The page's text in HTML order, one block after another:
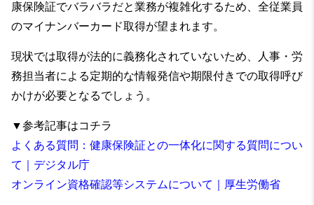
康保険証でバラバラだと業務が複雑化するため、全従業員
のマイナンバーカード取得が望まれます。
現状では取得が法的に義務化されていないため、人事・労
務担当者による定期的な情報発信や期限付きでの取得呼び
かけが必要となるでしょう。
▼参考記事はコチラ
よくある質問：健康保険証との一体化に関する質問につい
て｜デジタル庁
オンライン資格確認等システムについて｜厚生労働省